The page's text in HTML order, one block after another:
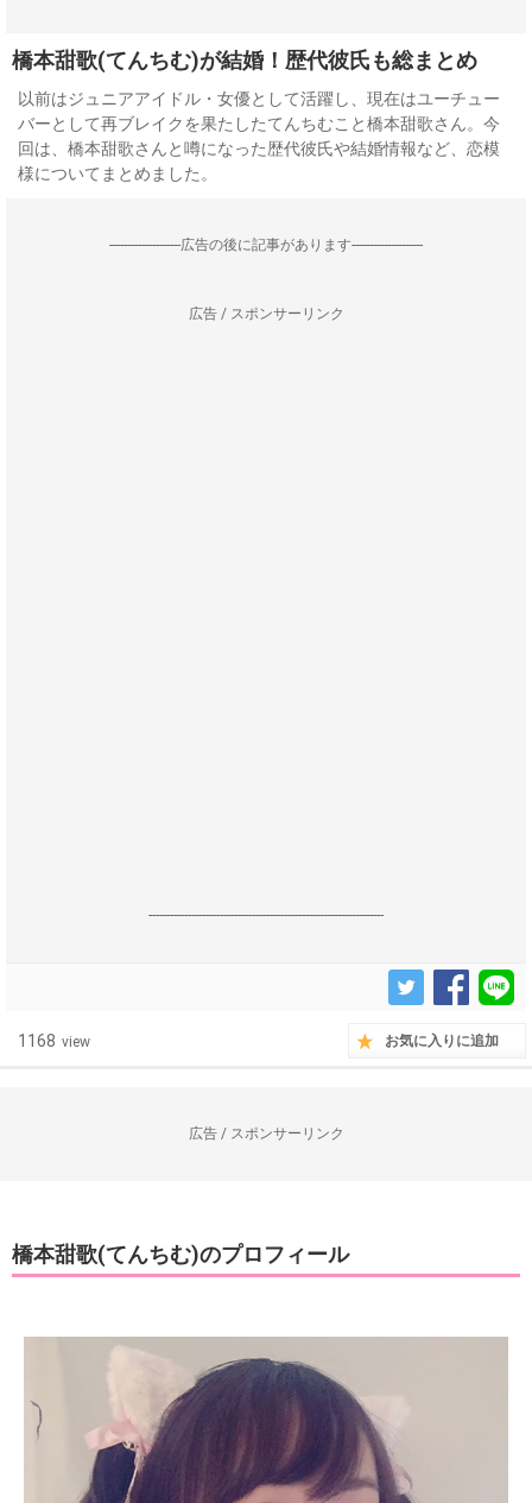
橋本甜歌(てんちむ)が結婚！歴代彼氏も総まとめ
以前はジュニアアイドル・女優として活躍し、現在はユーチュー
バーとして再ブレイクを果たしたてんちむこと橋本甜歌さん。今
回は、橋本甜歌さんと噂になった歴代彼氏や結婚情報など、恋模
様についてまとめました。
--------------------広告の後に記事があります--------------------
広告 / スポンサーリンク
------------------------------------------------------------------
1168 view お気に入りに追加
広告 / スポンサーリンク
橋本甜歌(てんちむ)のプロフィール